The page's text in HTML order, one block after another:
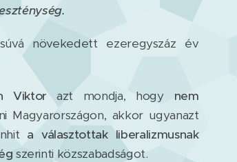
növekedett ezeregyszáz év
Viktorazt mondja, hogy nem
Magyarországon, akkor ugyanazt
a választottak liberalizmusnak
szerinti közszabadságot.